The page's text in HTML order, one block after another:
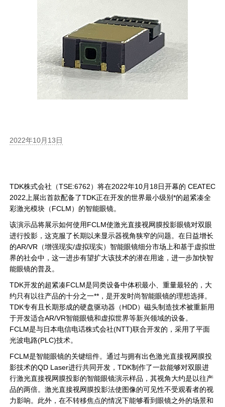
2022年10月13日
TDK株式会社（TSE:6762）将在2022年10月18日开幕的 CEATEC
2022上展出首款配备了TDK正在开发的世界最小级别*的超紧凑全
彩激光模块（FCLM）的智能眼镜。
该演示品将展示如何使用FCLM使激光直接视网膜投影眼镜对双眼
进行投影，这克服了长期以来显示器视角狭窄的问题。在日益增长
的AR/VR（增强现实/虚拟现实）智能眼镜细分市场上和基于虚拟世
界的社会中，这一进步有望扩大该技术的潜在用途，进一步加快智
能眼镜的普及。
TDK开发的超紧凑FCLM是同类设备中体积最小、重量最轻的，大
约只有以往产品的十分之一**，是开发时尚智能眼镜的理想选择。
TDK专有且长期形成的硬盘驱动器（HDD）磁头制造技术被重新用
于开发适合AR/VR智能眼镜和虚拟世界等新兴领域的设备。
FCLM是与日本电信电话株式会社(NTT)联合开发的，采用了平面
光波电路(PLC)技术。
FCLM是智能眼镜的关键组件。通过与拥有出色激光直接视网膜投
影技术的QD Laser进行共同开发，TDK制作了一款能够对双眼进
行激光直接视网膜投影的智能眼镜演示样品，其视角大约是以往产
品的两倍。激光直接视网膜投影法使图像的可见性不受观看者的视
力影响。此外，在不转移焦点的情况下能够看到眼镜之外的场景和